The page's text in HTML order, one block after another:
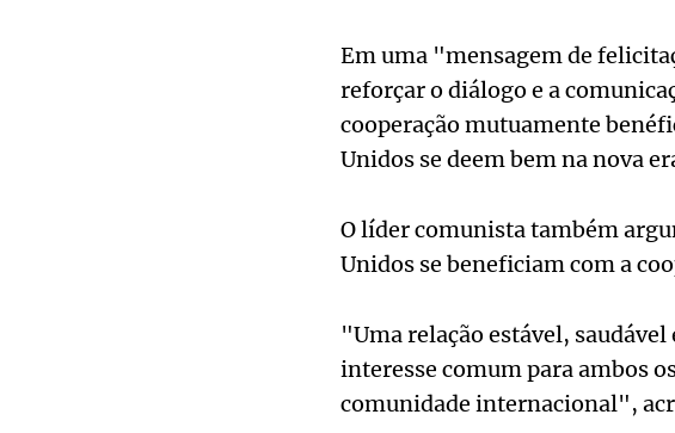
Em uma "mensagem de
reforçar o diálogo e a
cooperação mutuamente
Unidos se deem bem na nova
O líder comunista também
Unidos se beneficiam com a
"Uma relação estável,
interesse comum para ambos
comunidade internacional",